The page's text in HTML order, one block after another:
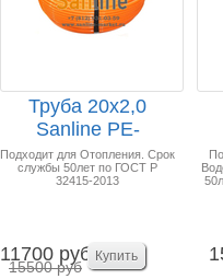
Труба 20x2,0
Sanline PE-
RT/EVOH/PE-RT
100м "Теп...
Подходит для Отопления. Срок
службы 50лет по ГОСТ Р
32415-2013
11700 руб
15500 руб